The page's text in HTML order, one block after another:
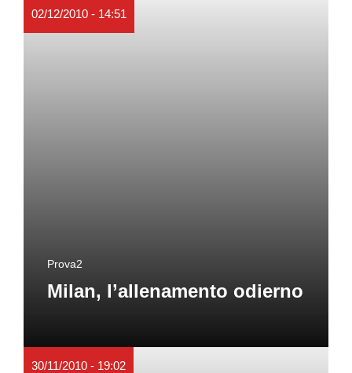
02/12/2010 - 14:51
Prova2
Milan, l’allenamento odierno
30/11/2010 - 19:02